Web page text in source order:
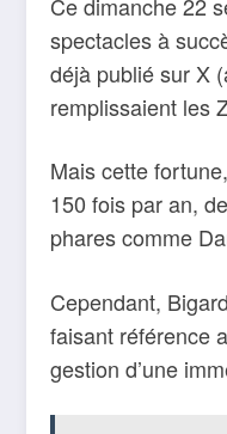
spectacles à
déjà publié sur X
remplissaient les
Mais cette
150 fois par an,
phares comme
Cependant,
faisant référence
gestion d’une